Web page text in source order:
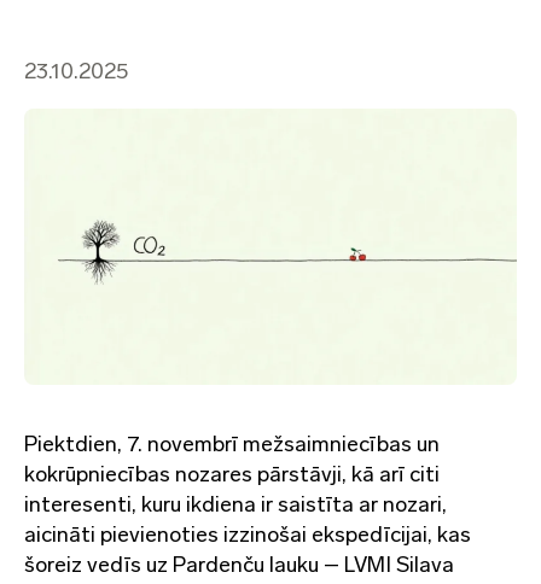
23.10.2025
Piektdien, 7. novembrī mežsaimniecības un
kokrūpniecības nozares pārstāvji, kā arī citi
interesenti, kuru ikdiena ir saistīta ar nozari,
aicināti pievienoties izzinošai ekspedīcijai, kas
šoreiz vedīs uz Pardenču lauku – LVMI Silava